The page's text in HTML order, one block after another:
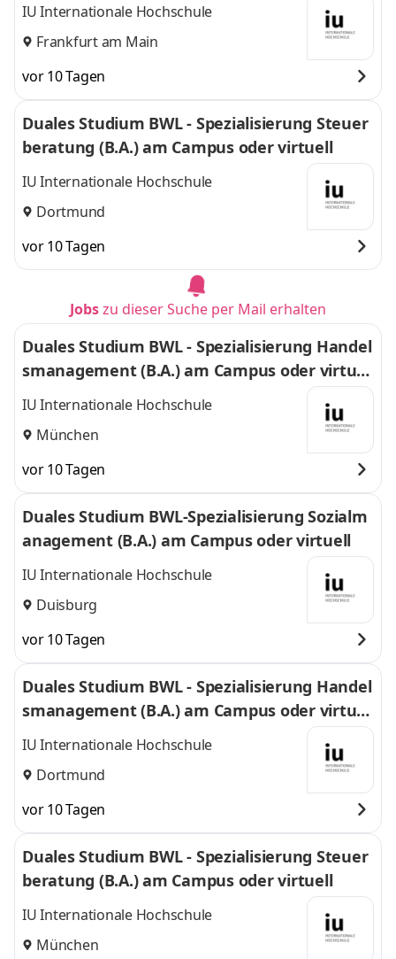
IU Internationale Hochschule
Frankfurt am Main
vor 10 Tagen
Duales Studium BWL - Spezialisierung Steuer
beratung (B.A.) am Campus oder virtuell
IU Internationale Hochschule
Dortmund
vor 10 Tagen
Jobszu dieser Suche per Mail erhalten
Duales Studium BWL - Spezialisierung Handel
smanagement (B.A.) am Campus oder virtuel
l
IU Internationale Hochschule
München
vor 10 Tagen
Duales Studium BWL-Spezialisierung Sozialm
anagement (B.A.) am Campus oder virtuell
IU Internationale Hochschule
Duisburg
vor 10 Tagen
Duales Studium BWL - Spezialisierung Handel
smanagement (B.A.) am Campus oder virtuel
l
IU Internationale Hochschule
Dortmund
vor 10 Tagen
Duales Studium BWL - Spezialisierung Steuer
beratung (B.A.) am Campus oder virtuell
IU Internationale Hochschule
München